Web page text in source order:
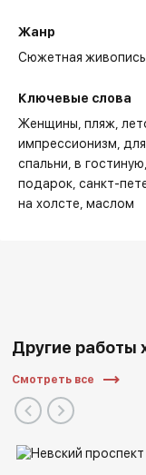
Жанр
Сюжетная живопись
Ключевые слова
Женщины пляж
импрессионизм для
спальни в гостиную
подарок санкт-
на холсте маслом
Другие работы
Смотреть все